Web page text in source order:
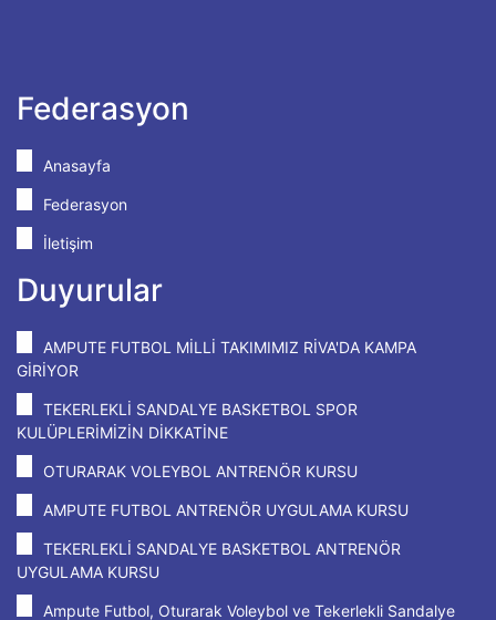
Federasyon
Anasayfa
Federasyon
İletişim
Duyurular
AMPUTE FUTBOL MİLLİ TAKIMIMIZ RİVA'DA KAMPA
GİRİYOR
TEKERLEKLİ SANDALYE BASKETBOL SPOR
KULÜPLERİMİZİN DİKKATİNE
OTURARAK VOLEYBOL ANTRENÖR KURSU
AMPUTE FUTBOL ANTRENÖR UYGULAMA KURSU
TEKERLEKLİ SANDALYE BASKETBOL ANTRENÖR
UYGULAMA KURSU
Ampute Futbol, Oturarak Voleybol ve Tekerlekli Sandalye